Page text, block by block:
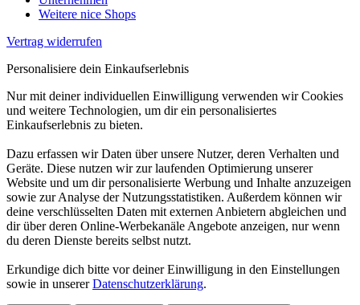
Weitere nice Shops
Vertrag widerrufen
Personalisiere dein Einkaufserlebnis
Nur mit deiner individuellen Einwilligung verwenden wir Cookies
und weitere Technologien, um dir ein personalisiertes
Einkaufserlebnis zu bieten.
Dazu erfassen wir Daten über unsere Nutzer, deren Verhalten und
Geräte. Diese nutzen wir zur laufenden Optimierung unserer
Website und um dir personalisierte Werbung und Inhalte anzuzeigen
sowie zur Analyse der Nutzungsstatistiken. Außerdem können wir
deine verschlüsselten Daten mit externen Anbietern abgleichen und
dir über deren Online-Werbekanäle Angebote anzeigen, nur wenn
du deren Dienste bereits selbst nutzt.
Erkundige dich bitte vor deiner Einwilligung in den Einstellungen
sowie in unsererDatenschutzerklärung.